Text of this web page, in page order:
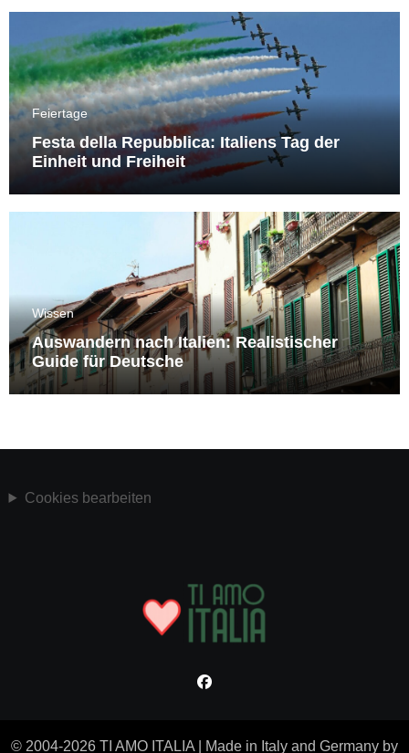
Feiertage
Festa della Repubblica: Italiens Tag der
Einheit und Freiheit
Wissen
Auswandern nach Italien: Realistischer
Guide für Deutsche
Cookies bearbeiten
© 2004-2026 TI AMO ITALIA Made in Italy and Germany by